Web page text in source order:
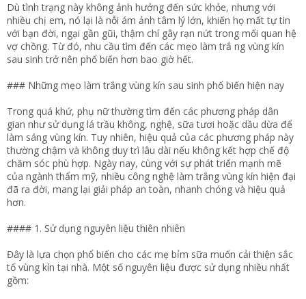
Dù tình trạng này không ảnh hưởng đến sức khỏe, nhưng với
nhiều chị em, nó lại là nỗi ám ảnh tâm lý lớn, khiến họ mất tự tin
với bạn đời, ngại gần gũi, thậm chí gây rạn nứt trong mối quan hệ
vợ chồng. Từ đó, nhu cầu tìm đến các mẹo làm trắ ng vùng kín
sau sinh trở nên phổ biến hơn bao giờ hết.
### Những mẹo làm trắng vùng kín sau sinh phổ biến hiện nay
Trong quá khứ, phụ nữ thường tìm đến các phương pháp dân
gian như sử dụng lá trầu không, nghệ, sữa tươi hoặc dầu dừa để
làm sáng vùng kín. Tuy nhiên, hiệu quả của các phương pháp này
thường chậm và không duy trì lâu dài nếu không kết hợp chế độ
chăm sóc phù hợp. Ngày nay, cùng với sự phát triển mạnh mẽ
của ngành thẩm mỹ, nhiều công nghệ làm trắng vùng kín hiện đại
đã ra đời, mang lại giải pháp an toàn, nhanh chóng và hiệu quả
hơn.
#### 1. Sử dụng nguyên liệu thiên nhiên
Đây là lựa chọn phổ biến cho các mẹ bỉm sữa muốn cải thiện sắc
tố vùng kín tại nhà. Một số nguyên liệu được sử dụng nhiều nhất
gồm: